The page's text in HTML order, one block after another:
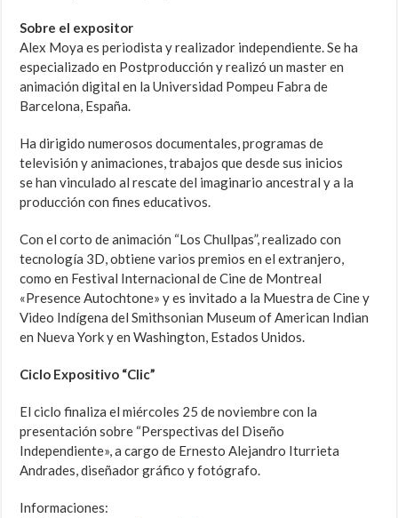
Sobre el expositor
Alex Moya es periodista y realizador independiente. Se ha
especializado en Postproducción y realizó un master en
animación digital en la Universidad Pompeu Fabra de
Barcelona, España.
Ha dirigido numerosos documentales, programas de
televisión y animaciones, trabajos que desde sus inicios
se han vinculado al rescate del imaginario ancestral y a la
producción con fines educativos.
Con el corto de animación “Los Chullpas”, realizado con
tecnología 3D, obtiene varios premios en el extranjero,
como en Festival Internacional de Cine de Montreal
«Presence Autochtone» y es invitado a la Muestra de Cine y
Video Indígena del Smithsonian Museum of American Indian
en Nueva York y en Washington, Estados Unidos.
Ciclo Expositivo “Clic”
El ciclo finaliza el miércoles 25 de noviembre con la
presentación sobre “Perspectivas del Diseño
Independiente», a cargo de Ernesto Alejandro Iturrieta
Andrades, diseñador gráfico y fotógrafo.
Informaciones: